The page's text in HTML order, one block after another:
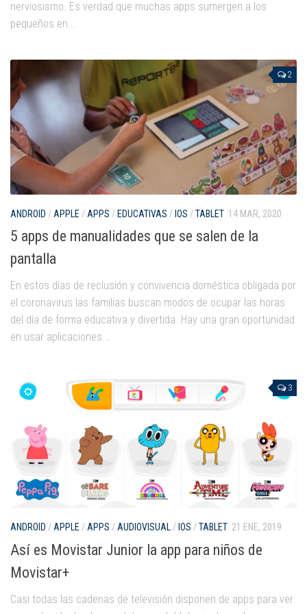
nerviosismo. Es verdad que muchas apps sumergen a los
pequeños en...
2
ANDROID /APPLE/APPS / EDUCATIVAS / IOS /TABLET 14 MAR, 2020
5 apps de manualidades que se salen de la
pantalla
En estos días de reclusión y convivencia doméstica obligada por
el coronavirus las familias buscan modos de ocupar las horas
del día de forma educativa y divertida. Hay una gran oportunidad
en usar aplicaciones...
3
ANDROID /APPLE/APPS /AUDIOVISUAL/ IOS /TABLET 21 ENE, 2019
Así es Movistar Junior la app para niños de
Movistar+
Casi todas las cadenas de televisión disponen de apps para ver